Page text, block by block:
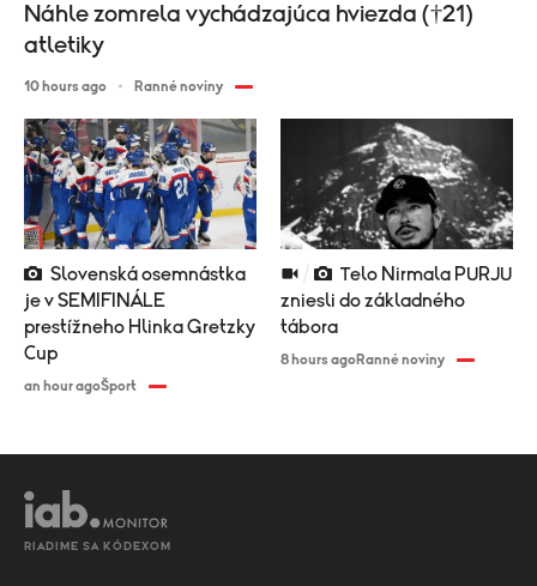
je v SEMIFINÁLE
prestížneho Hlinka Gretzky
Cup
an hour agoŠport
zniesli do základného
tábora
8 hours agoRanné noviny
Náhle zomrela vychádzajúca hviezda (†21)
atletiky
10 hours ago Ranné noviny
RIADIME SA KÓDEXOM